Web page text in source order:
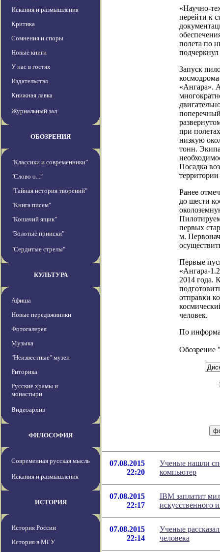
Искания и размышления
Критика
Сомнения и споры
Новые книги
У нас в гостях
Издательство
Книжная лавка
Журнальный зал
ОБОЗРЕНИЯ
"Классики и современники"
"Слово о..."
"Тайная история творений"
"Книга писем"
"Кошачий ящик"
"Золотые прииски"
"Сердитые стрелы"
КУЛЬТУРА
Афиша
Новые передвжиники
Фотогалерея
Музыка
"Неизвестные" музеи
Риторика
Русские храмы и
монастыри
Видеоархив
ФИЛОСОФИЯ
Современная русская мысль
Искания и размышления
ИСТОРИЯ
История России
История в МГУ
«Научно-
перейти к
полета по
Запуск
«Ангара».
при
низкую
тонн.
Посадка
Ранее
до шести
первых
м.
Первые
«Ангара-
2014 года.
отправки
человек.
По
Обозрение
07.08.2015
22:20
Ученые нашли
компьютер
07.08.2015
22:17
IBM заплатит
искусственного
07.08.2015
22:14
Ученые
человека